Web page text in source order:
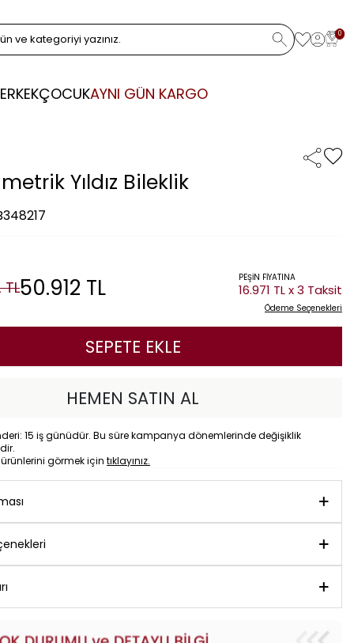
0
ERKEKÇOCUKAYNI GÜN KARGO
Yıldız Bileklik
TL50.912 TL PEŞİN FİYATINA
16.971 TL x 3 Taksit
Ödeme Seçenekleri
SEPETE EKLE
HEMEN SATIN AL
15 iş günüdür. Bu süre kampanya dönemlerinde değişiklik
ürünlerini görmek için tıklayınız.